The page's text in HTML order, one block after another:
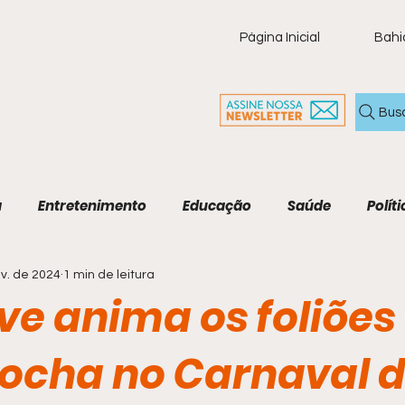
Página Inicial
Entretenimento Educação Saúde
Policial Brasil
anima os
no Carnaval
de 2024 1 min de leitura